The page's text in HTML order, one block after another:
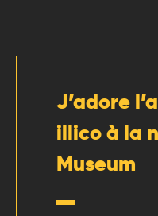
J’adore
illico à la
Museum